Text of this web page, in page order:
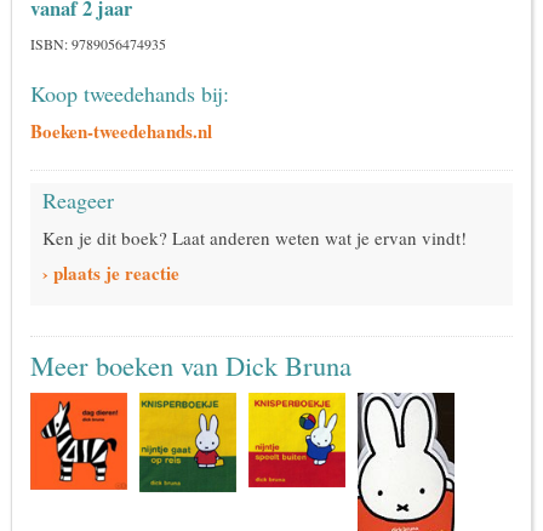
vanaf 2 jaar
ISBN: 9789056474935
Koop tweedehands bij:
Boeken-tweedehands.nl
Reageer
Ken je dit boek? Laat anderen weten wat je ervan vindt!
› plaats je reactie
Meer boeken van Dick Bruna